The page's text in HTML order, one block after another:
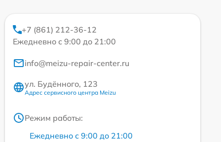
+7 (861) 212-36-12
Ежедневно с 9:00 до 21:00
info@meizu-repair-center.ru
ул. Будённого, 123
Адрес сервисного центра Meizu
Режим работы:
Ежедневно с 9:00 до 21:00